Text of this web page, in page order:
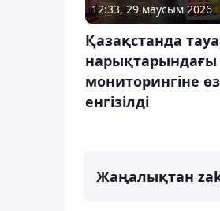
12:33, 29 маусым 2026
Қазақстанда
нарықтарындағы
мониторингіне
енгізілді
Жаңалықтан